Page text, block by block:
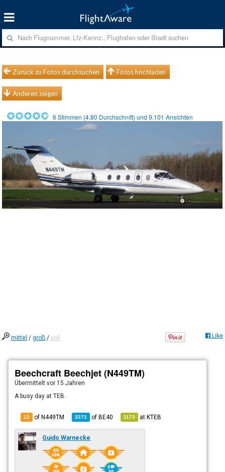
Zurück zu Fotos durchsuchen Fotos hochladen
Anderen zeigen
6 Stimmen (4.80 Durchschnitt) und9.101 Ansichten
mittel /groß /voll Like
Beechcraft Beechjet (N449TM)
Übermitteltvor 15 Jahren
A busy day at TEB.
12 of N449TM 3272 ofBE40 1173 atKTEB
Guido Warnecke